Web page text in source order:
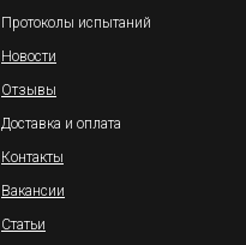
Протоколы испытаний
Новости
Отзывы
Доставка и оплата
Контакты
Вакансии
Статьи